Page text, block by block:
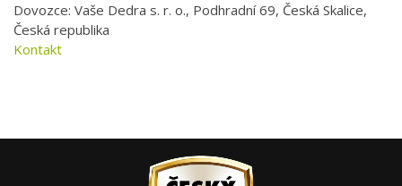
Dovozce: Vaše Dedra s. r. o., Podhradní 69, Česká Skalice,
Česká republika
Kontakt